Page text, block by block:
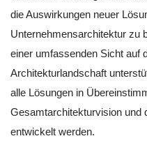
die Auswirkungen neuer
Unternehmensarchitektur zu
einer umfassenden Sicht auf
Architekturlandschaft
alle Lösungen in
Gesamtarchitekturvision und
entwickelt werden.